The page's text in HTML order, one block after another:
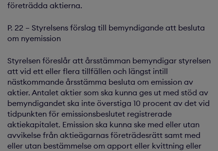
företrädda aktierna.
P. 22 – Styrelsens förslag till bemyndigande att besluta
om nyemission
Styrelsen föreslår att årsstämman bemyndigar styrelsen
att vid ett eller flera tillfällen och längst intill
nästkommande årsstämma besluta om emission av
aktier. Antalet aktier som ska kunna ges ut med stöd av
bemyndigandet ska inte överstiga 10 procent av det vid
tidpunkten för emissionsbeslutet registrerade
aktiekapitalet. Emission ska kunna ske med eller utan
avvikelse från aktieägarnas företrädesrätt samt med
eller utan bestämmelse om apport eller kvittning eller